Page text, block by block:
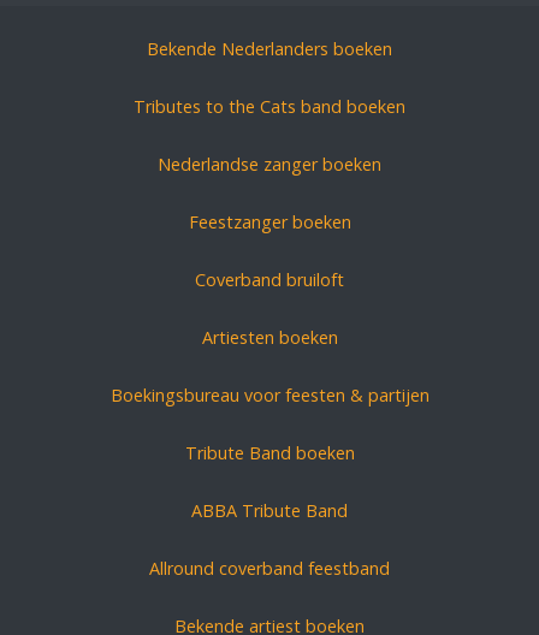
Bekende Nederlanders boeken
Tributes to the Cats band boeken
Nederlandse zanger boeken
Feestzanger boeken
Coverband bruiloft
Artiesten boeken
Boekingsbureau voor feesten & partijen
Tribute Band boeken
ABBA Tribute Band
Allround coverband feestband
Bekende artiest boeken